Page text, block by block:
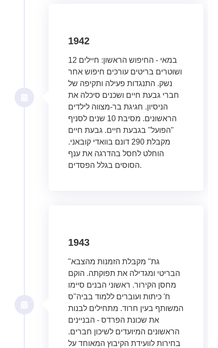
1942
12 במאי - החיפוש הראשון: חיילים
ושוטרים בריטים עורכים חיפוש אחר
נשק. התנגדות פעילה ותקיפה של
חברי גבעת חיים ושכנים סיכלה את
הניסיון. חגיגת בר-מצווה לילדים
הראשונים. מסיבת 10 שנים לסניף
"הפועל" בגבעת חיים. גבעת חיים
מקבלת 290 דונם בוואדי קובאני.
הוחלט לחסל בהדרגה את ענף
הסוסים בגלל הפסדים.
1943
"גת" מקבלת הזמנות מהצבא
הבריטי ומגדילה את תפוקתה. הוקם
מחסן הקירור. ראשוני הבנים סיימו
ח' כיתות ועוברים ללמוד בביה"ס
המשותף בעין חרוד. מתחילים לבנות
את שכונת הפרדס - הבניינים
הראשונים המיועדים לשיכון חברים.
בחירות לוועידת הקיבוץ המאוחד על